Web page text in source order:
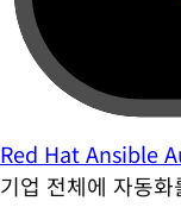
Red Hat Ansible
기업 전체에 자동